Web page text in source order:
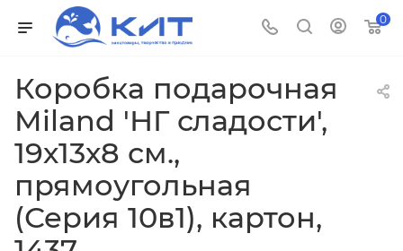
0
Коробка подарочная
Miland 'НГ сладости',
19х13х8 см.,
прямоугольная
(Серия 10в1), картон,